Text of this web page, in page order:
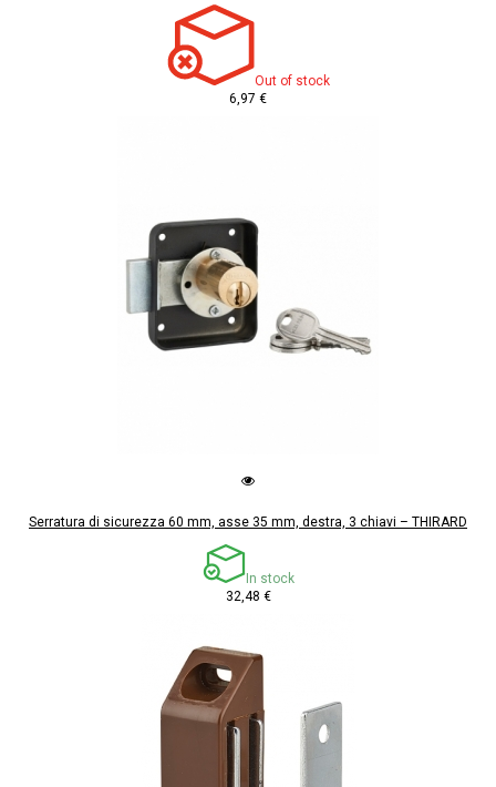
Out of stock
6,97 €
Serratura di sicurezza 60 mm, asse 35 mm, destra, 3 chiavi – THIRARD
In stock
32,48 €